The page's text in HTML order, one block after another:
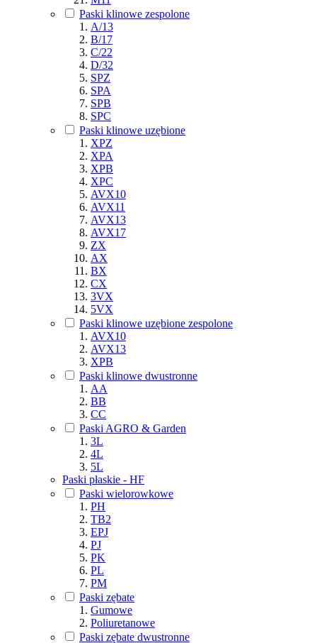
Paski klinowe zespolone
A/13
B/17
C/22
D/32
SPZ
SPA
SPB
SPC
Paski klinowe uzębione
XPZ
XPA
XPB
XPC
AVX10
AVX11
AVX13
AVX17
ZX
AX
BX
CX
3VX
5VX
Paski klinowe uzębione zespolone
AVX10
AVX13
XPB
Paski klinowe dwustronne
AA
BB
CC
Paski AGRO & Garden
3L
4L
5L
Paski płaskie - HF
Paski wielorowkowe
PH
TB2
EPJ
PJ
PK
PL
PM
Paski zębate
Gumowe
Poliuretanowe
Paski zębate dwustronne